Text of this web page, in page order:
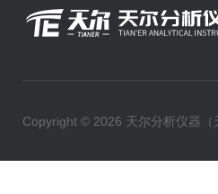
Copyright © 2026 天尔分析仪器